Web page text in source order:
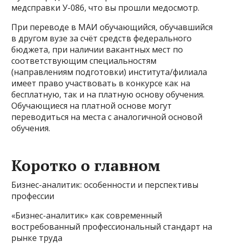
медсправки У-086, что вы прошли медосмотр.
При переводе в МАИ обучающийся, обучавшийся
в другом вузе за счёт средств федерального
бюджета, при наличии вакантных мест по
соответствующим специальностям
(направлениям подготовки) института/филиала
имеет право участвовать в конкурсе как на
бесплатную, так и на платную основу обучения.
Обучающиеся на платной основе могут
переводиться на места с аналогичной основой
обучения.
Коротко о главном
Бизнес-аналитик: особенности и перспективы
профессии
«Бизнес-аналитик» как современный
востребованный профессиональный стандарт на
рынке труда